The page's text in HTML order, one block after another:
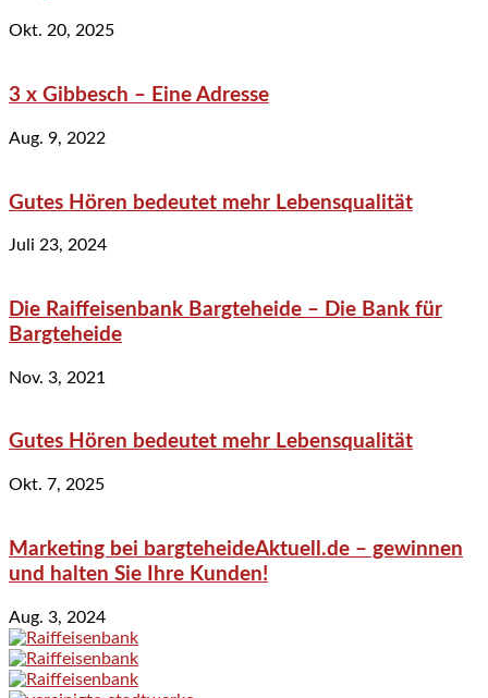
Okt. 20, 2025
3 x Gibbesch – Eine Adresse
Aug. 9, 2022
Gutes Hören bedeutet mehr Lebensqualität
Juli 23, 2024
Die Raiffeisenbank Bargteheide – Die Bank für
Bargteheide
Nov. 3, 2021
Gutes Hören bedeutet mehr Lebensqualität
Okt. 7, 2025
Marketing bei bargteheideAktuell.de – gewinnen
und halten Sie Ihre Kunden!
Aug. 3, 2024